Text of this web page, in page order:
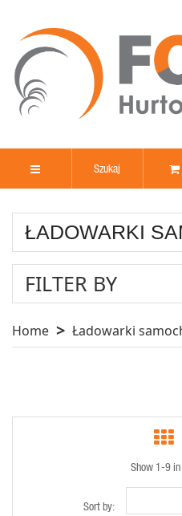
ŁADOWARKI
FILTER BY
Home Ładowarki
Show 1-9 in
Sort by: